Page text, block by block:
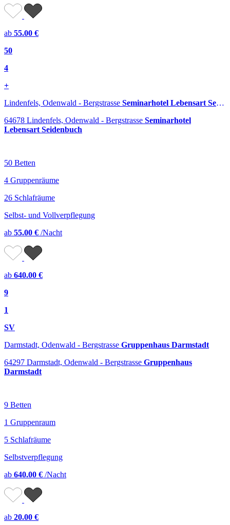
ab 55.00 €
50
4
+
Lindenfels, Odenwald - Bergstrasse Seminarhotel Lebensart Seidenbuch
64678 Lindenfels, Odenwald - Bergstrasse Seminarhotel
Lebensart Seidenbuch
50 Betten
4 Gruppenräume
26 Schlafräume
Selbst- und Vollverpflegung
ab 55.00 € /Nacht
ab 640.00 €
9
1
SV
Darmstadt, Odenwald - Bergstrasse Gruppenhaus Darmstadt
64297 Darmstadt, Odenwald - Bergstrasse Gruppenhaus
Darmstadt
9 Betten
1 Gruppenraum
5 Schlafräume
Selbstverpflegung
ab 640.00 € /Nacht
ab 20.00 €